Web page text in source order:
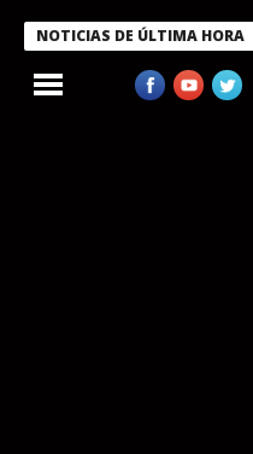
NOTICIAS DE ÚLTIMA HORA
condecora a miembros